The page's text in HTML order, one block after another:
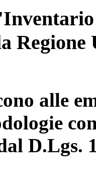
alle
D.Lgs.